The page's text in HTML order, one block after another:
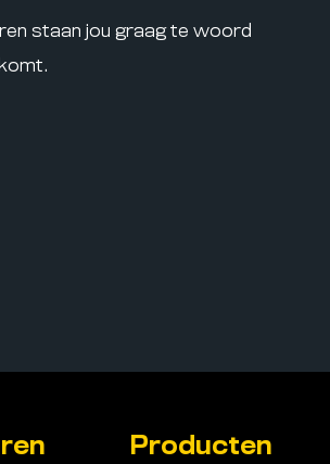
staan jou graag te woord
Producten